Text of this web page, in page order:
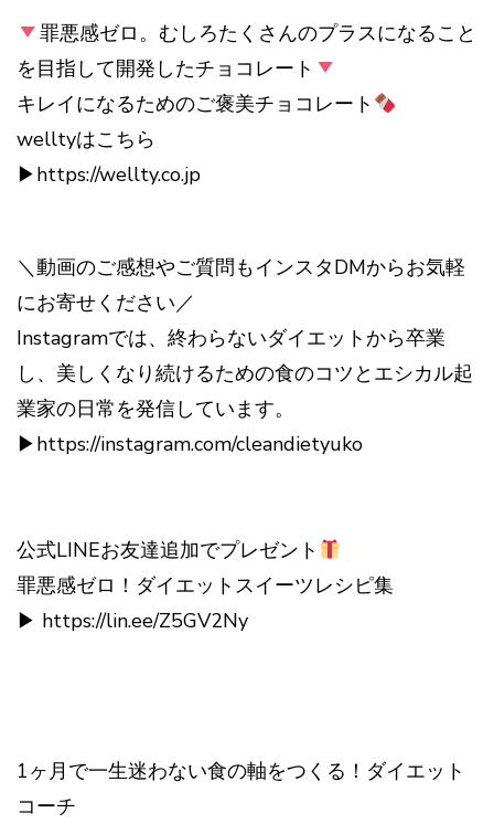
罪悪感ゼロ。むしろたくさんのプラスになること
を目指して開発したチョコレート
キレイになるためのご褒美チョコレート
welltyはこちら
▶︎https://wellty.co.jp
＼動画のご感想やご質問もインスタDMからお気軽
にお寄せください／
Instagramでは、終わらないダイエットから卒業
し、美しくなり続けるための食のコツとエシカル起
業家の日常を発信しています。
▶︎https://instagram.com/cleandietyuko
公式LINEお友達追加でプレゼント
罪悪感ゼロ！ダイエットスイーツレシピ集
▶︎ https://lin.ee/Z5GV2Ny
1ヶ月で一生迷わない食の軸をつくる！ダイエット
コーチ